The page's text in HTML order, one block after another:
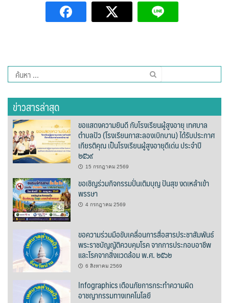
กรีนฮิลล์รีสอร์ท
ต้นแหลงโฮมสเตย์
ตูบฮิมโต้งโฮมสเตย์
นครน่านอพาร์ทเม้น
นะลาวิวรีสอร์ท
น่านปัว รีสอร์ท
นาเหล่า เก๊าสลี โฮมสเตย์
นาไผ่ปัววิว
บวกบัววิวรีสอร์ท
บ้านกังหัน @ ปัวคอทเทจ
ค้นหา
สำหรับ:
ข่าวสารล่าสุด
ขอแสดงความยินดี กับโรงเรียนผู้สูงอายุ เทศบาล
ตำบลปัว (โรงเรียนกาสะลองเบิกบาน) ได้รับประกาศ
เกียรติคุณ เป็นโรงเรียนผู้สูงอายุดีเด่น ประจำปี
๒๕๖๙
15 กรกฎาคม 2569
ขอเชิญร่วมกิจกรรมปั่นเติมบุญ ปันสุข งดเหล้าเข้า
พรรษา
4 กรกฎาคม 2569
ขอความร่วมมือขับเคลื่อนการสื่อสารประชาสัมพันธ์
พระราชบัญญัติควบคุมโรค จากการประกอบอาชีพ
และโรคจากสิ่งแวดล้อม พ.ศ. ๒๕๖๒
6 สิงหาคม 2569
Infographics เตือนภัยการกระทำความผิด
อาชญากรรมทางเทคโนโลยี